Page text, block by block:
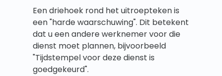
Een driehoek rond het uitroepteken is
een "harde waarschuwing". Dit betekent
dat u een andere werknemer voor die
dienst moet plannen, bijvoorbeeld
"Tijdstempel voor deze dienst is
goedgekeurd".